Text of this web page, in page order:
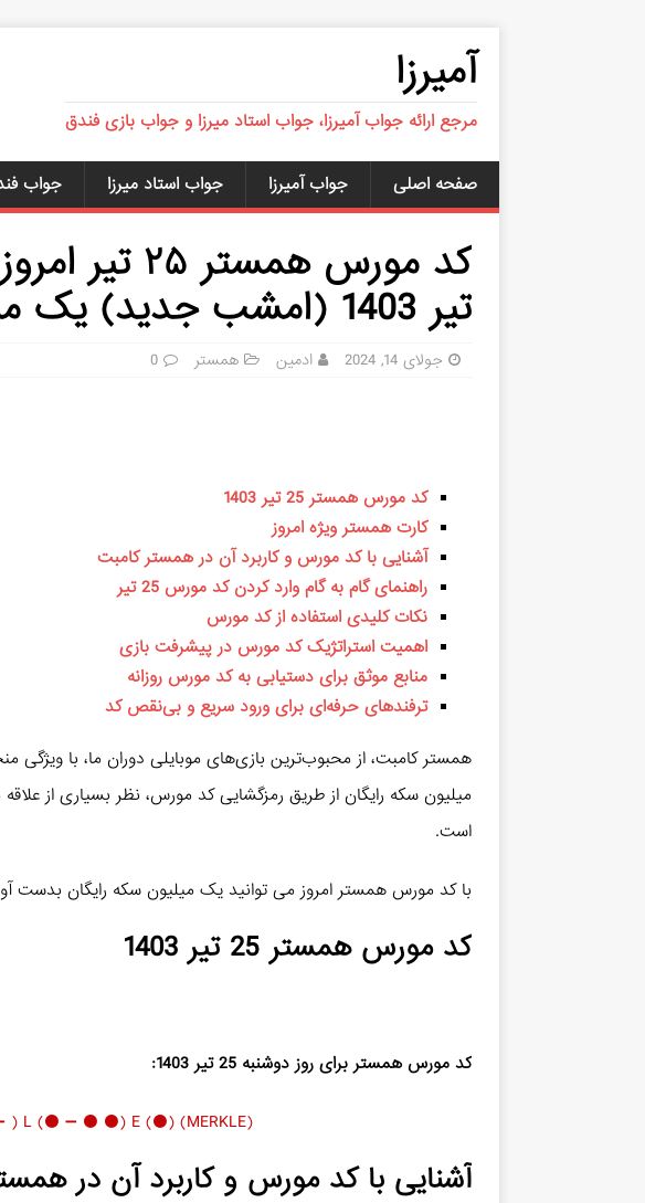
آمیرزا
مرجع ارائه جواب آمیرزا، جواب استاد میرزا و جواب بازی فندق
صفحه اصلی جواب آمیرزا جواب استاد میرزا جواب
تیر 1403 (امشب جدید) یک میلیونی
جولای 14, 2024 ادمین همستر 0
کد مورس همستر 25 تیر 1403
کارت همستر ویژه امروز
آشنایی با کد مورس و کاربرد آن در همستر کامبت
راهنمای گام به گام وارد کردن کد مورس 25 تیر
نکات کلیدی استفاده از کد مورس
اهمیت استراتژیک کد مورس در پیشرفت بازی
منابع موثق برای دستیابی به کد مورس روزانه
ترفندهای حرفه‌ای برای ورود سریع و بی‌نقص کد
همستر کامبت، از محبوب‌ترین بازی‌های موبایلی دوران ما، با ویژگی
میلیون سکه رایگان از طریق رمزگشایی کد مورس، نظر بسیاری از
است.
با کد مورس همستر امروز می توانید یک میلیون سکه رایگان بدست
کد مورس همستر 25 تیر 1403
کد مورس همستر برای روز دوشنبه 25 تیر 1403:
(M (➖ ➖) E (⚫️) R (⚫️ ➖ ⚫️) K ( ➖ ⚫️ ➖ ) L (⚫️ ➖ ⚫️ ⚫️) E (⚫️) (MERKLE
آشنایی با کد مورس و کاربرد آن در